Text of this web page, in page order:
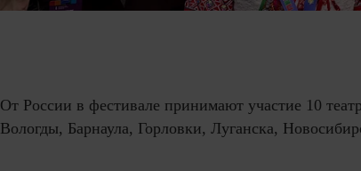
От России в фестивале принимают участие 10
Вологды, Барнаула, Горловки, Луганска,